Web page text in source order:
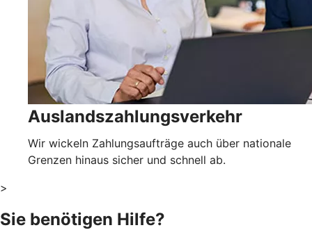
Auslandszahlungsverkehr
Wir wickeln Zahlungsaufträge auch über nationale
Grenzen hinaus sicher und schnell ab.
>
Sie benötigen Hilfe?